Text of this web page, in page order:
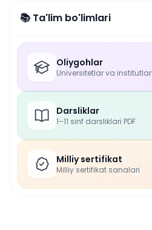
📚 Ta'lim bo'limlari
Oliygohlar
Universitetlar va institutlar
Darsliklar
1–11 sinf darsliklari PDF
Milliy sertifikat
Milliy sertifikat sanalari